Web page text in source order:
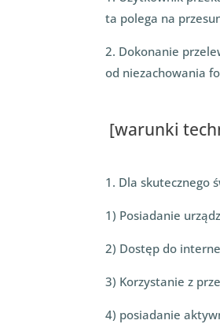
ta polega na
2. Dokonanie
od niezachowania
[warunki
1. Dla skutecznego
1) Posiadanie
2) Dostęp do
3) Korzystanie z
4) posiadanie